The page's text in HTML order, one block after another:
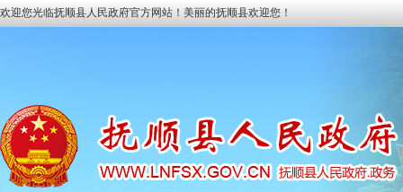
欢迎您光临抚顺县人民政府官方网站！美丽的抚顺县欢迎您！